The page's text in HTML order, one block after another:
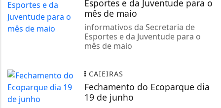
Esportes e da Juventude para o
mês de maio
informativos da Secretaria de
Esportes e da Juventude para o
mês de maio
CAIEIRAS
Fechamento do Ecoparque dia
19 de junho